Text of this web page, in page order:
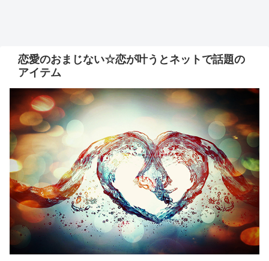
恋愛のおまじない☆恋が叶うとネットで話題の
アイテム